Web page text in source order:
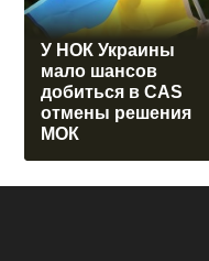
У НОК Украины
мало шансов
добиться в CAS
отмены решения
МОК